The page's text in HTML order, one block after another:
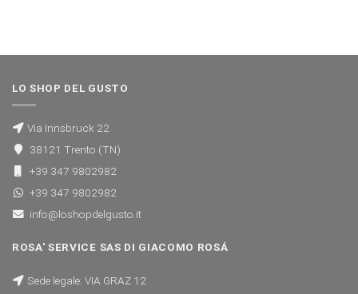
LO SHOP DEL GUSTO
Via Innsbruck 22
38121 Trento (TN)
+39 347 9802982
+39 347 9802982
info@loshopdelgusto.it
ROSA' SERVICE SAS DI GIACOMO ROSÁ
Sede legale: VIA GRAZ 12